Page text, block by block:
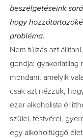
beszélgetéseink
hogy
probléma.
Nem túlzás azt
gondja: gyakorlatilag
mondani, amelyik
csak azt nézzük,
ezer alkoholista él
szülei, testvérei,
egy alkoholfüggő